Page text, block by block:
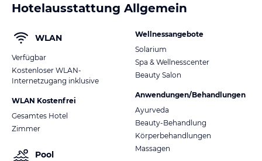
Hotelausstattung Allgemein
WLAN
Verfügbar
Kostenloser WLAN-
Internetzugang inklusive
WLAN Kostenfrei
Gesamtes Hotel
Zimmer
Pool
Wellnessangebote
Solarium
Spa & Wellnesscenter
Beauty Salon
Anwendungen/Behandlungen
Ayurveda
Beauty-Behandlung
Körperbehandlungen
Massagen